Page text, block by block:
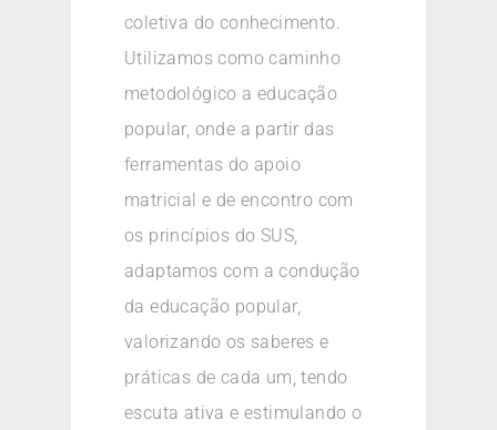
coletiva do conhecimento.
Utilizamos como caminho
metodológico a educação
popular, onde a partir das
ferramentas do apoio
matricial e de encontro com
os princípios do SUS,
adaptamos com a condução
da educação popular,
valorizando os saberes e
práticas de cada um, tendo
escuta ativa e estimulando o